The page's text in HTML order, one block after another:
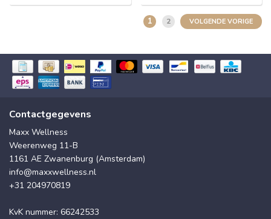
1 2 VOLGENDE VORIGE
Contactgegevens
Maxx Wellness
Weerenweg 11-B
1161 AE Zwanenburg (Amsterdam)
info@maxxwellness.nl
+31 204970819
KvK nummer: 66242533